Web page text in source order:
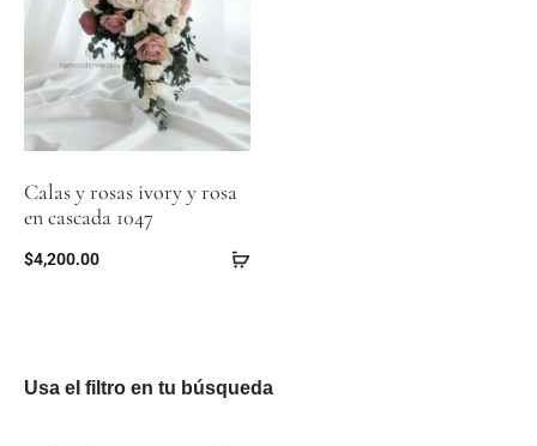
Calas y rosas ivory y rosa
en cascada 1047
$4,200.00
Usa el filtro en tu búsqueda